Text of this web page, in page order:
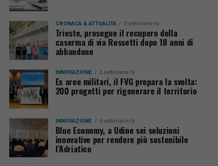
CRONACA & ATTUALITÀ 3 settimane fa
Trieste, prosegue il recupero della
caserma di via Rossetti dopo 18 anni di
abbandono
INNOVAZIONE 3 settimane fa
Ex aree militari, il FVG prepara la svolta:
200 progetti per rigenerare il territorio
INNOVAZIONE 3 settimane fa
Blue Economy, a Udine sei soluzioni
innovative per rendere più sostenibile
l’Adriatico